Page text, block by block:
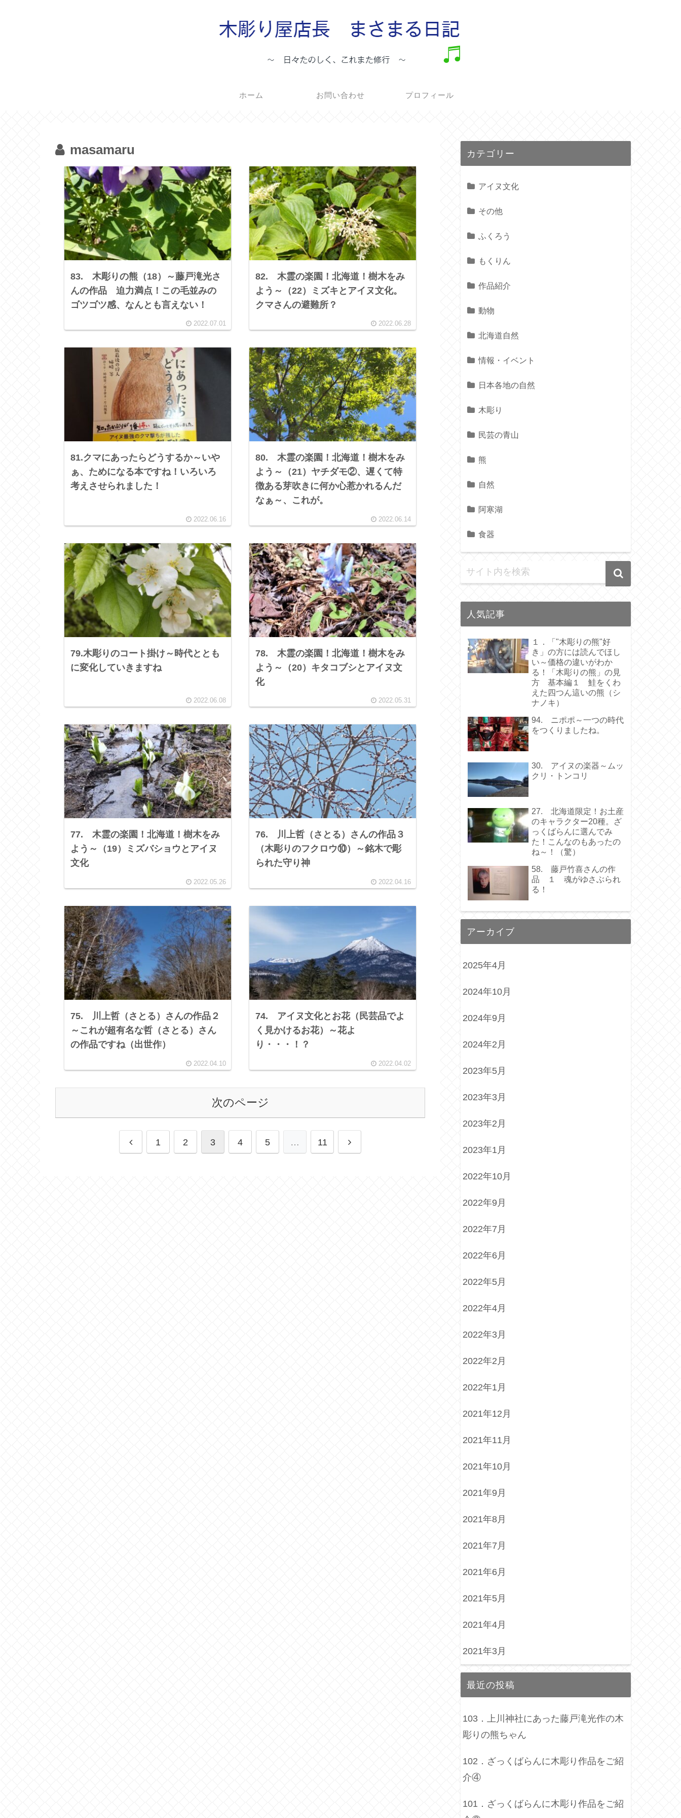
ホーム お問い合わせ プロフィール
masamaru
83. 木彫りの熊（18）～藤戸滝光さ
んの作品 迫力満点！この毛並みの
ゴツゴツ感、なんとも言えない！
2022.07.01
82. 木霊の楽園！北海道！樹木をみ
よう～（22）ミズキとアイヌ文化。
クマさんの避難所？
2022.06.28
81.クマにあったらどうするか～いや
ぁ、ためになる本ですね！いろいろ
考えさせられました！
2022.06.16
80. 木霊の楽園！北海道！樹木をみ
よう～（21）ヤチダモ②、遅くて特
徴ある芽吹きに何か心惹かれるんだ
なぁ～、これが。
2022.06.14
79.木彫りのコート掛け～時代ととも
に変化していきますね
2022.06.08
78. 木霊の楽園！北海道！樹木をみ
よう～（20）キタコブシとアイヌ文
化
2022.05.31
77. 木霊の楽園！北海道！樹木をみ
よう～（19）ミズバショウとアイヌ
文化
2022.05.26
76. 川上哲（さとる）さんの作品３
（木彫りのフクロウ⑩）～銘木で彫
られた守り神
2022.04.16
75. 川上哲（さとる）さんの作品２
～これが超有名な哲（さとる）さん
の作品ですね（出世作）
2022.04.10
74. アイヌ文化とお花（民芸品でよ
く見かけるお花）～花よ
り・・・！？
2022.04.02
次のページ
1 2 3 4 5 … 11
カテゴリー
アイヌ文化
その他
ふくろう
もくりん
作品紹介
動物
北海道自然
情報・イベント
日本各地の自然
木彫り
民芸の青山
熊
自然
阿寒湖
食器
人気記事
１．「"木彫りの熊"好
き」の方には読んでほし
い～価格の違いがわか
る！「木彫りの熊」の見
方 基本編１ 鮭をくわ
えた四つん這いの熊（シ
ナノキ）
94. ニポポ～一つの時代
をつくりましたね。
30. アイヌの楽器～ムッ
クリ・トンコリ
27. 北海道限定！お土産
のキャラクター20種。ざ
っくばらんに選んでみ
た！こんなのもあったの
ね～！（驚）
58. 藤戸竹喜さんの作
品 １ 魂がゆさぶられ
る！
アーカイブ
2025年4月
2024年10月
2024年9月
2024年2月
2023年5月
2023年3月
2023年2月
2023年1月
2022年10月
2022年9月
2022年7月
2022年6月
2022年5月
2022年4月
2022年3月
2022年2月
2022年1月
2021年12月
2021年11月
2021年10月
2021年9月
2021年8月
2021年7月
2021年6月
2021年5月
2021年4月
2021年3月
最近の投稿
103．上川神社にあった藤戸滝光作の木
彫りの熊ちゃん
102．ざっくばらんに木彫り作品をご紹
介④
101．ざっくばらんに木彫り作品をご紹